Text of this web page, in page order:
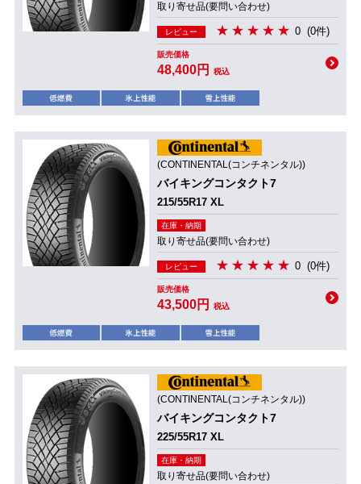
取り寄せ品(要問い合わせ)
レビュー 0 (0件)
販売価格
48,400円 税込
(CONTINENTAL(コンチネンタル))
バイキングコンタクト7
215/55R17 XL
在庫・納期
取り寄せ品(要問い合わせ)
レビュー 0 (0件)
販売価格
43,500円 税込
(CONTINENTAL(コンチネンタル))
バイキングコンタクト7
225/55R17 XL
在庫・納期
取り寄せ品(要問い合わせ)